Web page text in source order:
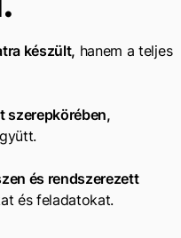
készült, hanem a teljes
szerepkörében,
és rendszerezett
és feladatokat.